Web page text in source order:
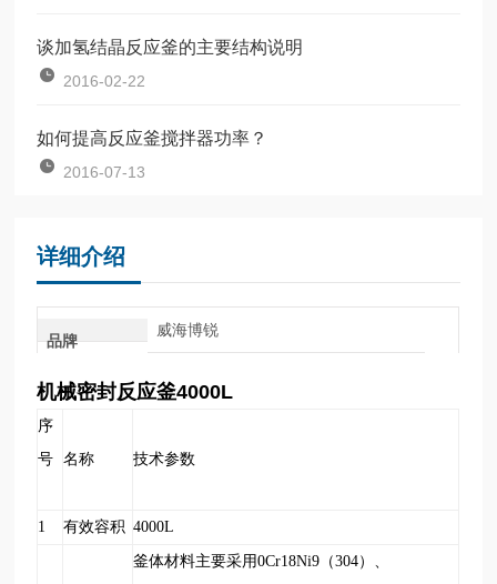
谈加氢结晶反应釜的主要结构说明
2016-02-22
如何提高反应釜搅拌器功率？
2016-07-13
详细介绍
品牌
威海博锐
机械密封反应釜4000L
序
号
名称 技术参数
1 有效容积 4000L
釜体材料主要采用0Cr18Ni9（304）、